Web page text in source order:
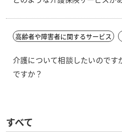
すべて
高齢者や障害者に関するサービス
介護について相談したいのです
ですか？